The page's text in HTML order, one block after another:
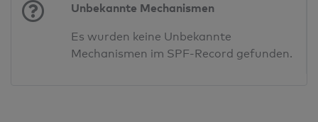
Unbekannte Mechanismen
Es wurden keine Unbekannte
Mechanismen im SPF-Record gefunden.